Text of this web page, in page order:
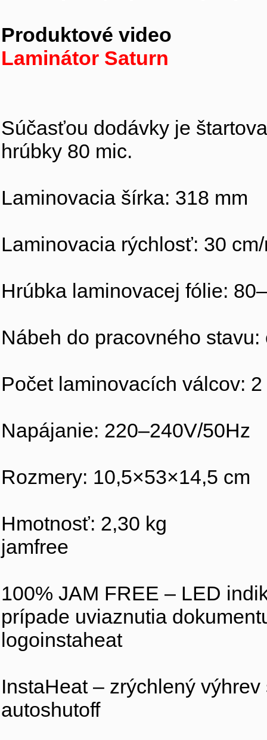
Produktové video
Laminátor Saturn
Súčasťou dodávky je
hrúbky 80 mic.
Laminovacia šírka: 318 mm
Laminovacia rýchlosť: 30
Hrúbka laminovacej fólie:
Nábeh do pracovného stavu:
Počet laminovacích válcov: 2
Napájanie: 220–240V/50Hz
Rozmery: 10,5×53×14,5 cm
Hmotnosť: 2,30 kg
jamfree
100% JAM FREE – LED
prípade uviaznutia
logoinstaheat
InstaHeat – zrýchlený
autoshutoff